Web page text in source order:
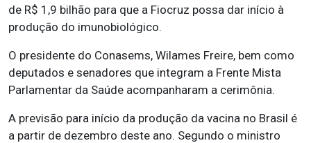
de R$ 1,9 bilhão para que a Fiocruz possa dar início à
produção do imunobiológico.
O presidente do Conasems, Wilames Freire, bem como
deputados e senadores que integram a Frente Mista
Parlamentar da Saúde acompanharam a cerimônia.
A previsão para início da produção da vacina no Brasil é
a partir de dezembro deste ano. Segundo o ministro